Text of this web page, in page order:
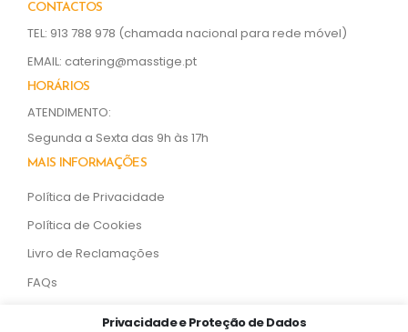
CONTACTOS
TEL: 913 788 978 (chamada nacional para rede móvel)
EMAIL: catering@masstige.pt
HORÁRIOS
ATENDIMENTO:
Segunda a Sexta das 9h às 17h
MAIS INFORMAÇÕES
Política de Privacidade
Política de Cookies
Livro de Reclamações
FAQs
SOCIAL MEDIAPrivacidade e Proteção de Dados